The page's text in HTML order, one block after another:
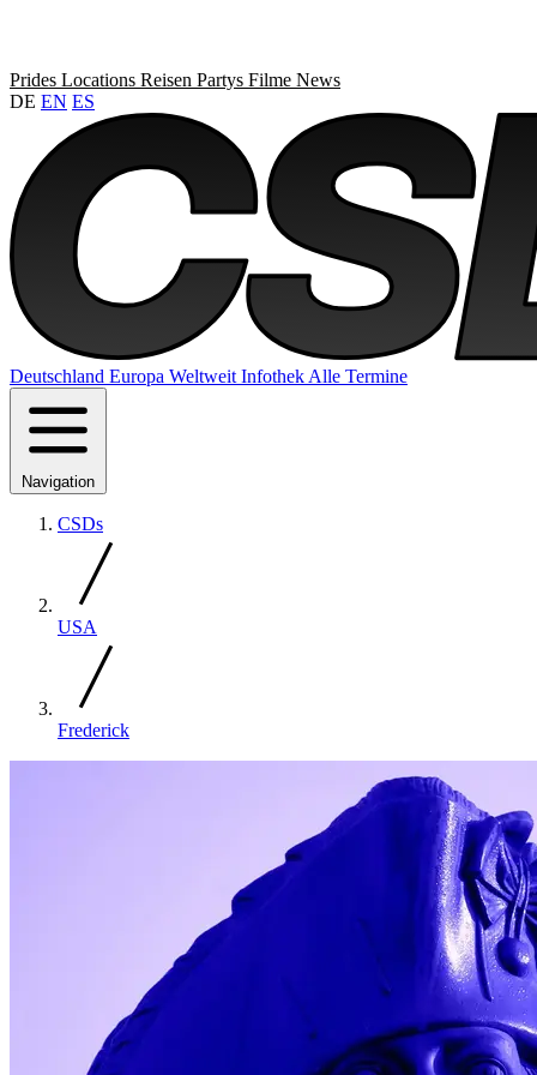
Prides Locations Reisen Partys Filme News
DE EN ES
Deutschland Europa Weltweit Infothek Alle Termine
Navigation
CSDs
USA
Frederick